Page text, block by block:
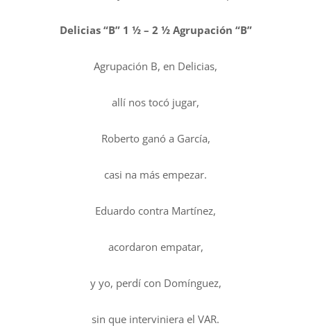
Delicias “B” 1 ½ – 2 ½ Agrupación “B”
Agrupación B, en Delicias,
allí nos tocó jugar,
Roberto ganó a García,
casi na más empezar.
Eduardo contra Martínez,
acordaron empatar,
y yo, perdí con Domínguez,
sin que interviniera el VAR.